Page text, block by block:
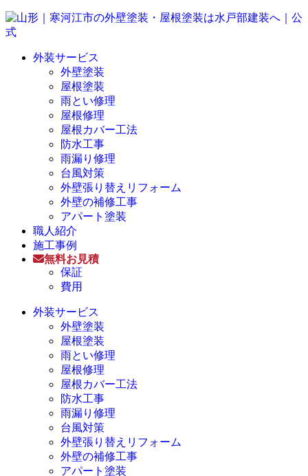
外装サービス
外壁塗装
屋根塗装
雨とい修理
屋根修理
屋根カバー工法
防水工事
雨漏り修理
台風対策
外壁張り替えリフォーム
外壁の補修工事
アパート塗装
職人紹介
施工事例
無料お見積
保証
費用
外装サービス
外壁塗装
屋根塗装
雨とい修理
屋根修理
屋根カバー工法
防水工事
雨漏り修理
台風対策
外壁張り替えリフォーム
外壁の補修工事
アパート塗装